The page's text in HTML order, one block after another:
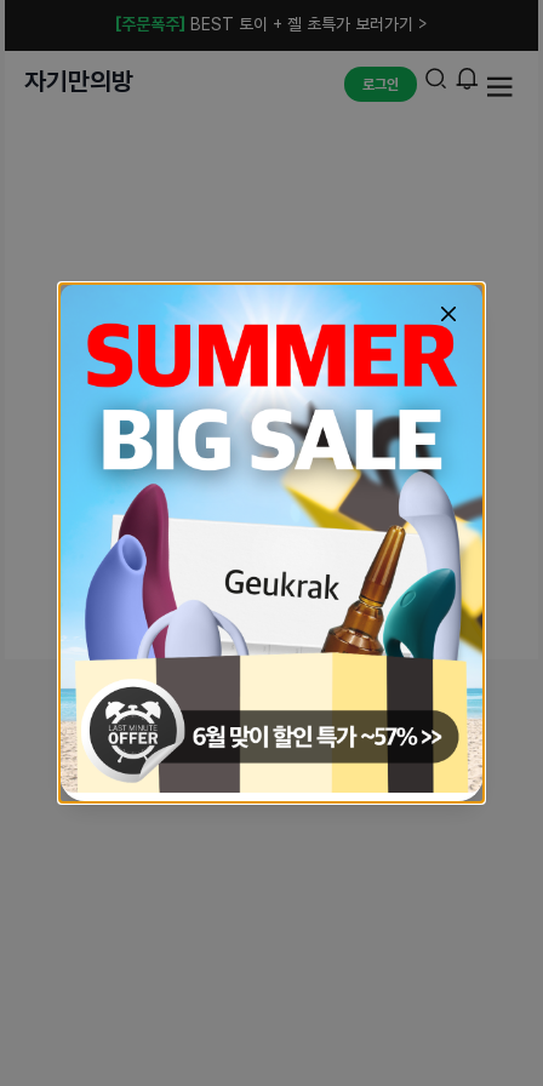
[주문폭주] BEST 토이 + 젤 초특가 보러가기 >
자기만의방 로그인
예상치 못한 에러입니다.